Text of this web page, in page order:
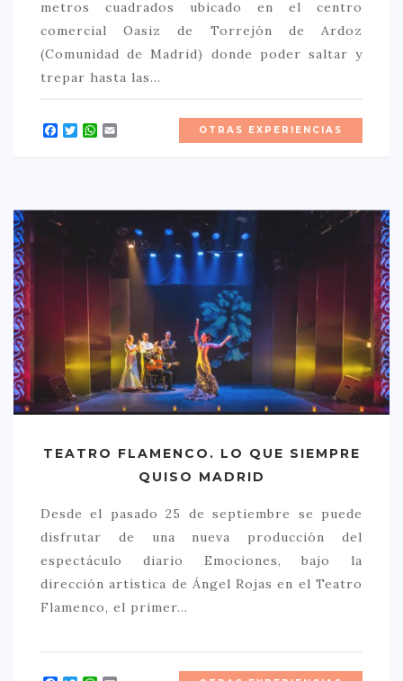
MEDITERRÁNEA
SALUDABLE
TRADICIONAL
25 – 50 €
NUESTROS FAVORITOS
LIFESTYLE
BEAUTY
CONOCIENDO A …
EVENTOS POP UP
HEALTHY
SELECCIONES MESADE2
MAPA
metros cuadrados ubicado en el centro
comercial Oasiz de Torrejón de Ardoz
(Comunidad de Madrid) donde poder saltar y
trepar hasta las…
Facebook
Twitter
WhatsApp OTRAS EXPERIENCIAS
TEATRO FLAMENCO. LO QUE SIEMPRE
QUISO MADRID
Desde el pasado 25 de septiembre se puede
disfrutar de una nueva producción del
espectáculo diario Emociones, bajo la
dirección artística de Ángel Rojas en el Teatro
Flamenco, el primer…